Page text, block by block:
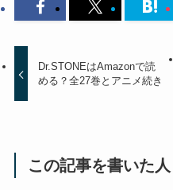
Dr.STONEはAmazonで読
める？全27巻とアニメ続き
この記事を書いた人